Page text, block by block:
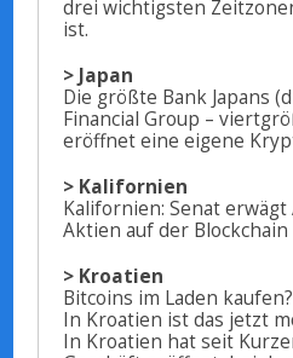
drei wichtigsten
ist.
> Japan
Die größte Bank Japans
Financial Group –
eröffnet eine eigene
> Kalifornien
Kalifornien: Senat
Aktien auf der Blockchain
> Kroatien
Bitcoins im Laden kaufen?
In Kroatien ist das jetzt
In Kroatien hat seit